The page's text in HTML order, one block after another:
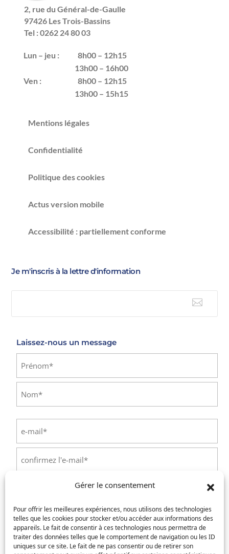
Gérer le consentement
Pour offrir les meilleures expériences, nous utilisons des technologies
telles que les cookies pour stocker et/ou accéder aux informations des
appareils. Le fait de consentir à ces technologies nous permettra de
traiter des données telles que le comportement de navigation ou les ID
uniques sur ce site. Le fait de ne pas consentir ou de retirer son
2, rue du Général-de-Gaulle
97426 Les Trois-Bassins
Tel : 0262 24 80 03
Lun – jeu :
8h00 – 12h15
13h00 – 16h00
Ven :
8h00 – 12h15
13h00 – 15h15
Mentions légales
Confidentialité
Politique des cookies
Actus version mobile
Accessibilité : partiellement conforme
Je m'inscris à la lettre d'information

Laissez-nous un message
Prénom
mail(Nécessaire)
Saisissez
un
e-
(Nécessaire)
Service concerné(Nécessaire)